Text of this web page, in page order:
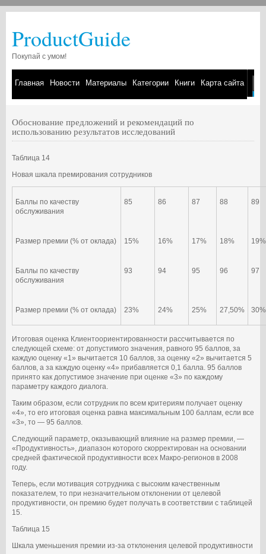
ProductGuide
Покупай с умом!
Главная Новости Материалы Категории Книги Карта сайта
Обоснование предложений и рекомендаций по
использованию результатов исследований
Таблица 14
Новая шкала премирования сотрудников
Баллы по качеству
обслуживания
85 86 87 88 89
Размер премии (% от оклада) 15% 16% 17% 18% 19%
Баллы по качеству
обслуживания
93 94 95 96 97
Размер премии (% от оклада) 23% 24% 25% 27,50% 30%
Итоговая оценка Клиентоориентированности рассчитывается по
следующей схеме: от допустимого значения, равного 95 баллов, за
каждую оценку «1» вычитается 10 баллов, за оценку «2» вычитается 5
баллов, а за каждую оценку «4» прибавляется 0,1 балла. 95 баллов
принято как допустимое значение при оценке «3» по каждому
параметру каждого диалога.
Таким образом, если сотрудник по всем критериям получает оценку
«4», то его итоговая оценка равна максимальным 100 баллам, если все
«3», то — 95 баллов.
Следующий параметр, оказывающий влияние на размер премии, —
«Продуктивность», диапазон которого скорректирован на основании
средней фактической продуктивности всех Макро-регионов в 2008
году.
Теперь, если мотивация сотрудника с высоким качественным
показателем, то при незначительном отклонении от целевой
продуктивности, он премию будет получать в соответствии с таблицей
15.
Таблица 15
Шкала уменьшения премии из-за отклонения целевой продуктивности